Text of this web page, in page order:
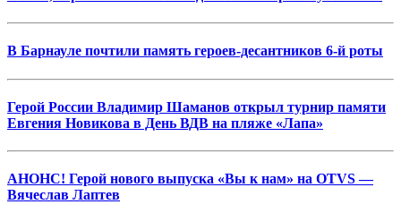
В Барнауле почтили память героев-десантников 6-й роты
Герой России Владимир Шаманов открыл турнир памяти
Евгения Новикова в День ВДВ на пляже «Лапа»
АНОНС! Герой нового выпуска «Вы к нам» на OTVS —
Вячеслав Лаптев